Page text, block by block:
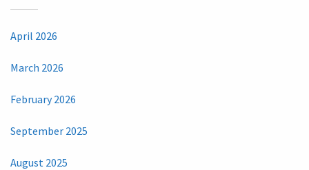
April 2026
March 2026
February 2026
September 2025
August 2025